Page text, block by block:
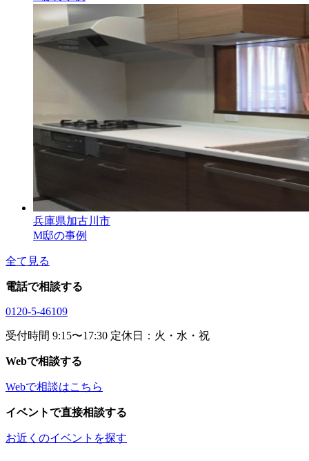
兵庫県加古川市
M邸の事例
全て見る
電話で相談する
0120-5-46109
受付時間 9:15〜17:30 定休日：火・水・祝
Webで相談する
Webで相談はこちら
イベントで直接相談する
お近くのイベントを探す